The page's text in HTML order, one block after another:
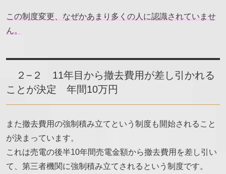
この制度変更、なぜかあまり多くの人に認識されていませ
ん。
２−２ 11年目から撤去費用が差し引かれる
ことが決定 年間10万円
また撤去費用の強制積み立てという制度も開始されること
が決まっています。
これは売電の後半10年間売電金額から撤去費用を差し引い
て、第三者機関に強制積み立てされるという制度です。